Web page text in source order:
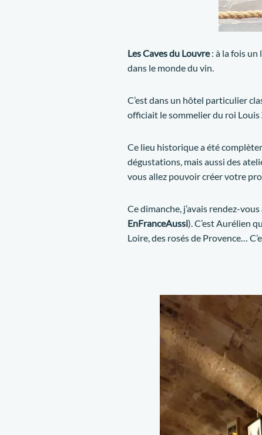
Les Caves du Louvre: à la fois
dans le monde du vin.
C’est dans un hôtel particulier
officiait le sommelier du roi Louis
Ce lieu historique a été
dégustations, mais aussi des
vous allez pouvoir créer votre
Ce dimanche, j’avais rendez-vous
EnFranceAussi). C’est Aurélien
Loire, des rosés de Provence…